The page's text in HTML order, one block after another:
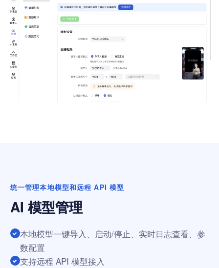
统一管理本地模型和远程 API 模型
AI 模型管理
本地模型一键导入、启动/停止、实时日志查看、参
数配置
支持远程 API 模型接入